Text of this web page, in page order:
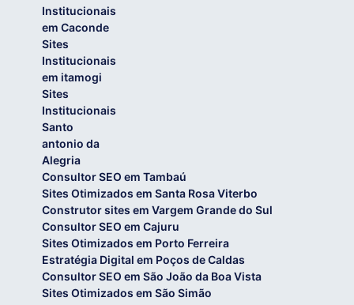
Institucionais
em Caconde
Sites
Institucionais
em itamogi
Sites
Institucionais
Santo
antonio da
Alegria
Consultor SEO em Tambaú
Sites Otimizados em Santa Rosa Viterbo
Construtor sites em Vargem Grande do Sul
Consultor SEO em Cajuru
Sites Otimizados em Porto Ferreira
Estratégia Digital em Poços de Caldas
Consultor SEO em São João da Boa Vista
Sites Otimizados em São Simão